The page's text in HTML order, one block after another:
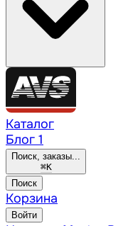
Каталог
Блог 1
Поиск, заказы...
⌘K
Поиск
Корзина
Войти